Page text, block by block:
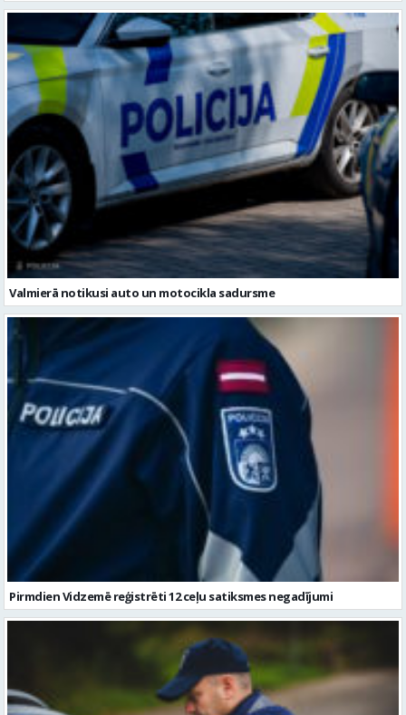
Valmierā notikusi auto un motocikla sadursme
Pirmdien Vidzemē reģistrēti 12 ceļu satiksmes negadījumi